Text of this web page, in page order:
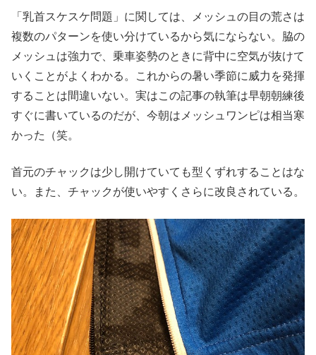
「乳首スケスケ問題」に関しては、メッシュの目の荒さは
複数のパターンを使い分けているから気にならない。脇の
メッシュは強力で、乗車姿勢のときに背中に空気が抜けて
いくことがよくわかる。これからの暑い季節に威力を発揮
することは間違いない。実はこの記事の執筆は早朝朝練後
すぐに書いているのだが、今朝はメッシュワンピは相当寒
かった（笑。
首元のチャックは少し開けていても型くずれすることはな
い。また、チャックが使いやすくさらに改良されている。